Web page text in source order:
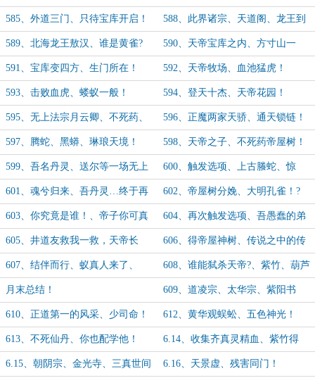
宗、 魔道四门！
585、外道三门、只待宝库开启！ 588、此界诸宗、天道阁、龙王到
来！
589、北海龙王敖汉、谁是黄雀? 590、天帝宝库之内、方寸山一
行、登天山！
591、宝库变四方、生门所在！ 592、天帝牧场、血池猛虎！
593、击败血虎、蝼蚁一般！ 594、登天十杰、天帝花园！
595、无上法宗月云卿、不死药、
门罗生！
596、正魔两家天骄、通天锁链！
597、腾蛇、黑蟒、琳琅天境！ 598、天帝之子、不死药帝屋树！
599、吾名丹灵、送尔等一场无上
造化！
600、触发选项、上古螣蛇、惊
变！
601、魂兮归来、吾丹灵…终于再
临世间、尊天帝
602、帝屋树分娩、大明孔雀！?
603、你究竟是谁！、帝子你可真
让人失望！
604、再次触发选项、吾愚蠢的弟
弟！
605、井道友救我一救，天帝长
子！
606、得帝屋神树、传说之中的传
说！
607、结伴而行、蚁真人来了、 608、谁能弑杀天帝?、紫竹、葫芦
藤！
月末总结！ 609、道凌宗、太华宗、紫阳书
院、正道第一人！
610、正道第一的风采、少司命！ 612、黄华观蜈蚣、五色神光！
613、不死仙丹、你也配学他！ 6.14、收集齐真灵精血、紫竹得
道！
6.15、朝阴宗、金光寺、三真世间 6.16、天景虚、残害同门！